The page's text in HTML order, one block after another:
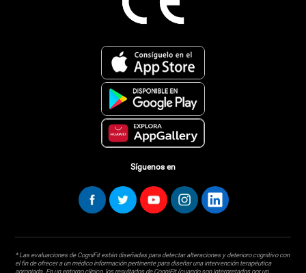
Síguenos en
* Las evaluaciones de CogniFit están diseñadas para detectar alteraciones y deterioro cognitivo con
el fin de ofrecer a un médico información pertinente para diseñar una intervención terapéutica
apropiada. En un entorno clínico, los resultados de CogniFit (cuando son interpretados por un